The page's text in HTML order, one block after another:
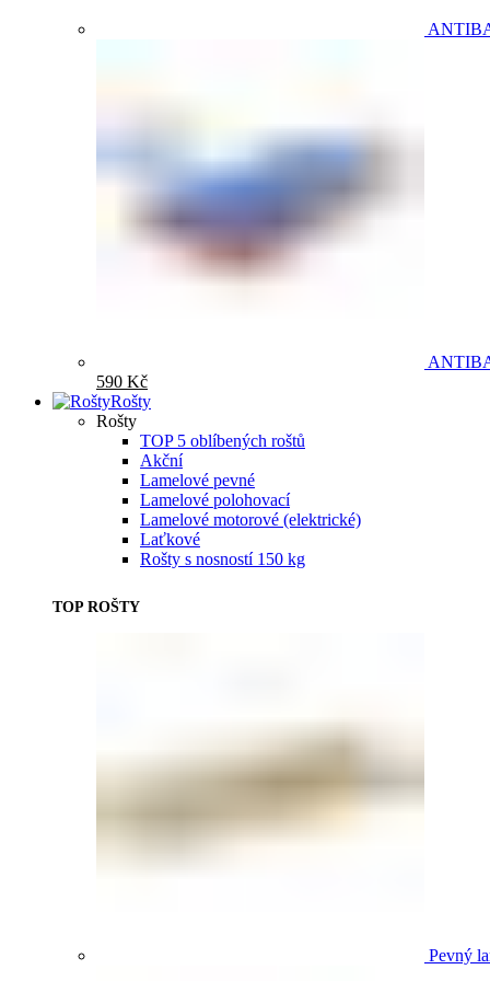
590 Kč
Rošty
Rošty
TOP 5 oblíbených roštů
Akční
Lamelové pevné
Lamelové polohovací
Lamelové motorové (elektrické)
Laťkové
Rošty s nosností 150 kg
TOP ROŠTY
Pevný